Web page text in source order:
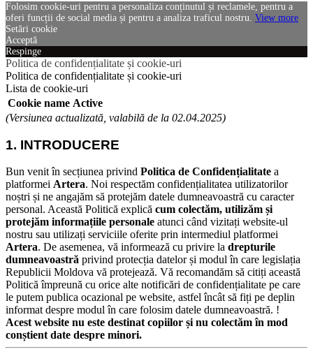
Folosim cookie-uri pentru a personaliza conținutul și reclamele, pentru a
oferi funcții de social media și pentru a analiza traficul nostru. View more
Setări cookie
Acceptă
Respinge
Politica de confidențialitate și cookie-uri
Politica de confidențialitate și cookie-uri
Lista de cookie-uri
Cookie name Active
(Versiunea actualizată, valabilă de la 02.04.2025)
1. INTRODUCERE
Bun venit în secțiunea privind Politica de Confidențialitate a
platformei Artera. Noi respectăm confidențialitatea utilizatorilor
noștri și ne angajăm să protejăm datele dumneavoastră cu caracter
personal. Această Politică explică cum colectăm, utilizăm și
protejăm informațiile personale atunci când vizitați website-ul
nostru sau utilizați serviciile oferite prin intermediul platformei
Artera. De asemenea, vă informează cu privire la drepturile
dumneavoastră privind protecția datelor și modul în care legislația
Republicii Moldova vă protejează. Vă recomandăm să citiți această
Politică împreună cu orice alte notificări de confidențialitate pe care
le putem publica ocazional pe website, astfel încât să fiți pe deplin
informat despre modul în care folosim datele dumneavoastră. !
Acest website nu este destinat copiilor și nu colectăm în mod
conștient date despre minori.